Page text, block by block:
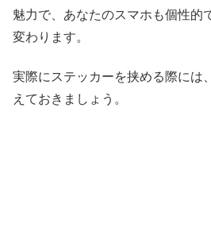
魅力で、あなたのスマホも個性的
変わります。
実際にステッカーを挟める際には
えておきましょう。